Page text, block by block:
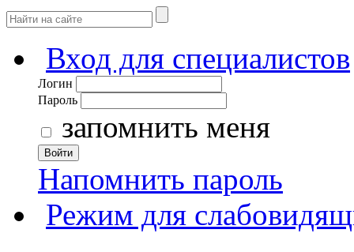
Вход для специалистов
Логин
Пароль
запомнить меня
Войти
Напомнить пароль
Режим для